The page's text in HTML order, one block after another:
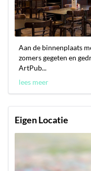
Aan de binnenplaats
zomers gegeten en
ArtPub...
lees meer
Eigen Locatie